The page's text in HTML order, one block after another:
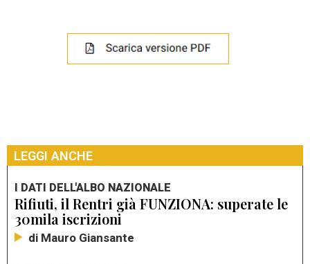
LEGGI ANCHE
I DATI DELL'ALBO NAZIONALE
Rifiuti, il Rentri già FUNZIONA: superate le
30mila iscrizioni
di Mauro Giansante